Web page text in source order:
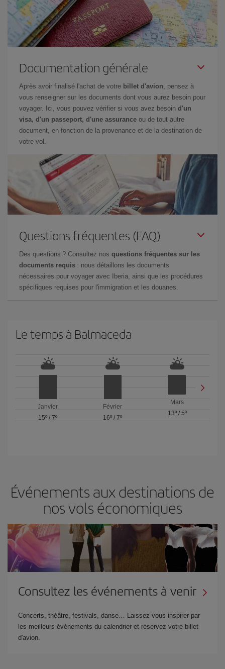
Documentation générale
Après avoir finalisé l'achat de votre billet d'avion , pensez à
vous renseigner sur les documents dont vous aurez besoin pour
voyager. Ici, vous pouvez vérifier si vous avez besoin d'un
visa, d'un passeport, d'une assurance ou de tout autre
document, en fonction de la provenance et de la destination de
votre vol.
Questions fréquentes (FAQ)
Des questions ? Consultez nos questions fréquentes sur les
documents requis : nous détaillons les documents
nécessaires pour voyager avec Iberia, ainsi que les procédures
spécifiques requises pour l'immigration et les douanes.
Le temps à Balmaceda
Janvier
15º /7º
Février
16º / 7º
Mars
13º/ 5º
Événements aux destinations de
nos vols économiques
Consultez les événements à venir
Concerts, théâtre, festivals, danse… Laissez-vous inspirer par
les meilleurs événements du calendrier et réservez votre billet
d'avion.